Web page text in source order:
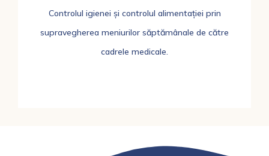
Controlul igienei și controlul alimentației prin
supravegherea meniurilor săptămânale de către
cadrele medicale.